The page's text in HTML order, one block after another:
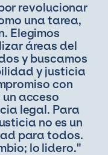
revolucionar
una tarea,
Elegimos
áreas del
y buscamos
y justicia
con
acceso
legal. Para
no es un
para todos.
lo lidero."